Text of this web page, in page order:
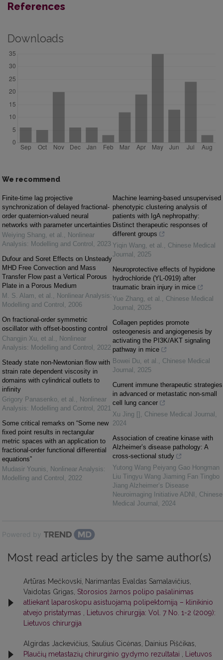
References
Downloads
We recommend
Finite-time lag projective
synchronization of delayed fractional-
order quaternion-valued neural
networks with parameter uncertainties
Weiying Shang, et al. , Nonlinear
Analysis: Modelling and Control , 2023
Dufour and Soret Effects on Unsteady
MHD Free Convection and Mass
Transfer Flow past a Vertical Porous
Plate in a Porous Medium
M. S. Alam, et al. , Nonlinear Analysis:
Modelling and Control , 2006
On fractional-order symmetric
oscillator with offset-boosting control
Changjin Xu, et al. , Nonlinear
Analysis: Modelling and Control , 2022
Steady state non-Newtonian flow with
strain rate dependent viscosity in
domains with cylindrical outlets to
infinity
Grigory Panasenko, et al. , Nonlinear
Analysis: Modelling and Control , 2021
Some critical remarks on “Some new
fixed point results in rectangular
metric spaces with an application to
fractional-order functional differential
equations”
Mudasir Younis, Nonlinear Analysis:
Modelling and Control , 2022
Machine learning-based unsupervised
phenotypic clustering analysis of
patients with IgA nephropathy:
Distinct therapeutic responses of
different groups
Yiqin Wang, et al. , Chinese Medical
Journal , 2025
Neuroprotective effects of hypidone
hydrochloride (YL-0919) after
traumatic brain injury in mice
Yue Zhang, et al. , Chinese Medical
Journal , 2025
Collagen peptides promote
osteogenesis and angiogenesis by
activating the PI3K/AKT signaling
pathway in mice
Bowei Du, et al. , Chinese Medical
Journal , 2025
Current immune therapeutic strategies
in advanced or metastatic non-small
cell lung cancer
Xu Jing [] , Chinese Medical Journal ,
2024
Association of creatine kinase with
Alzheimer’s disease pathology: A
cross-sectional study
Yutong Wang Peiyang Gao Hongman
Liu Tingyu Wang Jiaming Fan Tingbo
Jiang Alzheimer’s Disease
Neuroimaging Initiative ADNI , Chinese
Medical Journal , 2024
Powered by
Most read articles by the same author(s)
Artūras Mečkovski, Narimantas Evaldas Samalavičius,
Vaidotas Grigas, Storosios žarnos polipo pašalinimas
atliekant laparoskopu asistuojamą polipektomiją – klinikinio
atvejo pristatymas
Lietuvos chirurgija: Vol. 7 No. 1-2 (2009):
Lietuvos chirurgija
Algirdas Jackevičius, Saulius Cicėnas, Dainius Piščikas,
Plaučių metastazių chirurginio gydymo rezultatai
Lietuvos